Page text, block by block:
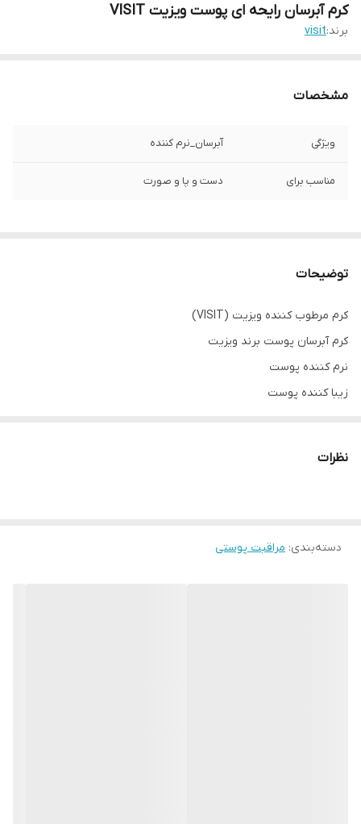
کرم آبرسان رایحه ای پوست ویزیت VISIT
برند:visit
مشخصات
ویژگی آبرسان_نرم کننده
مناسب برای دست و پا و صورت
توضیحات
کرم مرطوب کننده ویزیت (VISIT)
کرم آبرسان پوست برند ویزیت
نرم کننده پوست
زیبا کننده پوست
این کرم برای انواع پوست مناسب بوده و رطوبت لازم را به پوست باز می
نظرات
دسته‌بندی: مراقبت پوستی